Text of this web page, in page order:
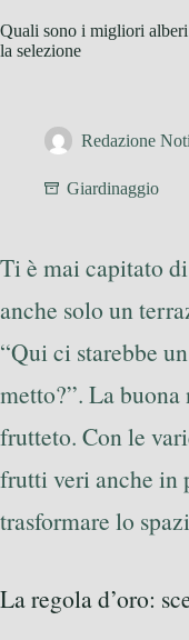
Quali sono i migliori
la selezione
Redazione
Giardinaggio
Ti è mai capitato
anche solo un
“Qui ci starebbe
metto?”. La
frutteto. Con le
frutti veri anche in
trasformare lo
La regola d’oro: